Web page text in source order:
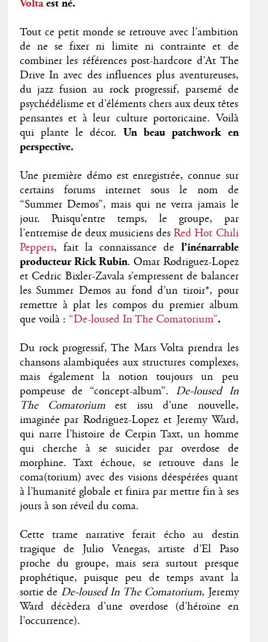
Voltaest né.
Tout ce petit monde se retrouve avec l’ambition
de ne se fixer ni limite ni contrainte et de
combiner les références post-hardcore d’At The
Drive In avec des influences plus aventureuses,
du jazz fusion au rock progressif, parsemé de
psychédélisme et d’éléments chers aux deux têtes
pensantes et à leur culture portoricaine. Voilà
qui plante le décor.Un beau patchwork en
perspective.
Une première démo est enregistrée, connue sur
certains forums internet sous le nom de
“Summer Demos”, mais qui ne verra jamais le
jour. Puisqu’entre temps, le groupe, par
l’entremise de deux musiciens desRed Hot Chili
Peppers, fait la connaissance de l’inénarrable
producteur Rick Rubin. Omar Rodriguez-Lopez
et Cedric Bixler-Zavala s’empressent de balancer
les Summer Demos au fond d’un tiroir*, pour
remettre à plat les compos du premier album
que voilà : “De-loused In The Comatorium”.
Du rock progressif, The Mars Volta prendra les
chansons alambiquées aux structures complexes,
mais également la notion toujours un peu
pompeuse de “concept-album”. De-loused In
The Comatoriumest issu d’une nouvelle,
imaginée par Rodriguez-Lopez et Jeremy Ward,
qui narre l’histoire de Cerpin Taxt, un homme
qui cherche à se suicider par overdose de
morphine. Taxt échoue, se retrouve dans le
coma(torium) avec des visions déespérées quant
à l’humanité globale et finira par mettre fin à ses
jours à son réveil du coma.
Cette trame narrative ferait écho au destin
tragique de Julio Venegas, artiste d’El Paso
proche du groupe, mais sera surtout presque
prophétique, puisque peu de temps avant la
sortie de De-loused In The Comatorium, Jeremy
Ward décèdera d’une overdose (d’héroïne en
l’occurrence).